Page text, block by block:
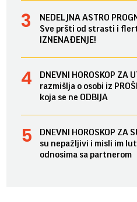
NEDELJNA ASTRO
Sve pršti od strasti i
IZNENAĐENJE!
DNEVNI HOROSKOP ZA
razmišlja o osobi iz
koja se ne ODBIJA
DNEVNI HOROSKOP ZA
su nepažljivi i misli im
odnosima sa partnerom